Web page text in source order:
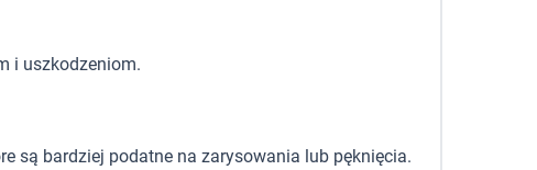
i uszkodzeniom.
są bardziej podatne na zarysowania lub pęknięcia.